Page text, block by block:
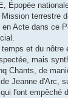
Épopée
terrestre
Acte dans ce
et du nôtre
mais
Chants, de
Jeanne d'Arc,
l'ont empêché